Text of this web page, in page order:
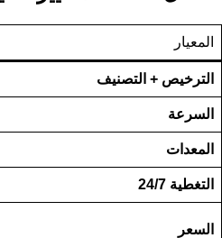
المعيار
الترخيص + التصنيف
السرعة
المعدات
التغطية 24/7
السعر